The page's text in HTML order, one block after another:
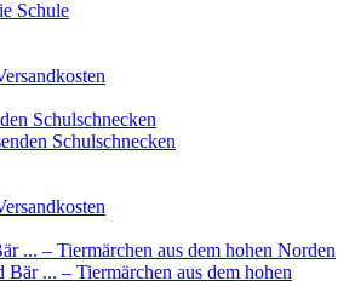
Schulschnecken
... – Tiermärchen aus dem hohen Norden